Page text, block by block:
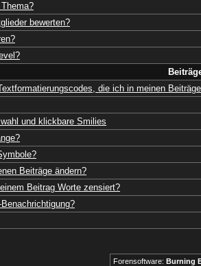
bewerten?
die ich in meinen
und klickbare Smilies
Beiträge ändern?
Beitrag Worte zensiert?
Forensoftware: Burning